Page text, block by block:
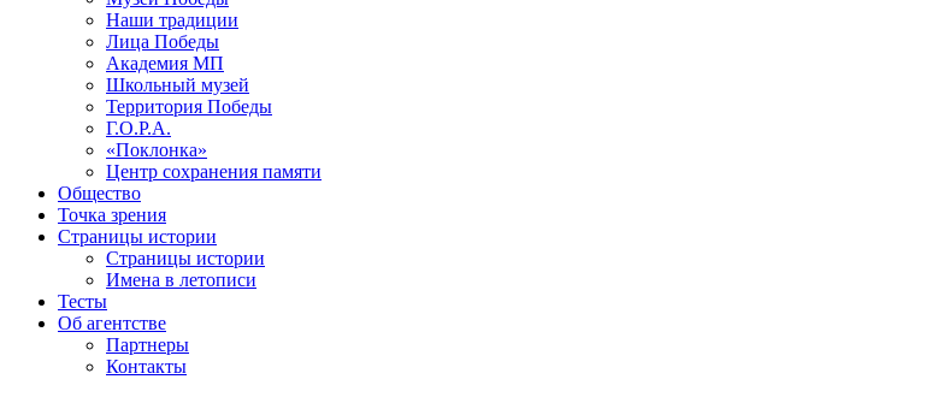
Наши традиции
Лица Победы
Академия МП
Школьный музей
Территория Победы
Г.О.Р.А.
«Поклонка»
Центр сохранения памяти
Общество
Точка зрения
Страницы истории
Страницы истории
Имена в летописи
Тесты
Об агентстве
Партнеры
Контакты